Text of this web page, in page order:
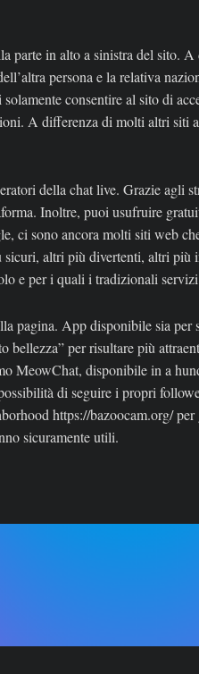
in alto a sinistra del sito.
persona e la relativa
consentire al sito di
A differenza di molti altri
della chat live. Grazie agli
Inoltre, puoi usufruire
ci sono ancora molti siti web
altri più divertenti, altri
e per i quali i tradizionali
pagina. App disponibile sia
per risultare più
MeowChat, disponibile in a
di seguire i propri
https://bazoocam.org/per
sicuramente utili.